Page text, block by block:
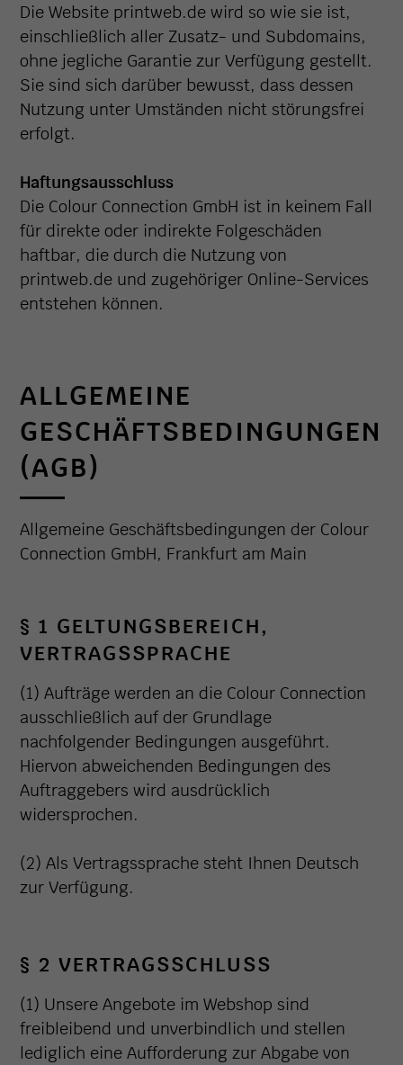
Die Website printweb.de wird so wie sie ist,
einschließlich aller Zusatz- und Subdomains,
ohne jegliche Garantie zur Verfügung gestellt.
Sie sind sich darüber bewusst, dass dessen
Nutzung unter Umständen nicht störungsfrei
erfolgt.
Haftungsausschluss
Die Colour Connection GmbH ist in keinem Fall
für direkte oder indirekte Folgeschäden
haftbar, die durch die Nutzung von
printweb.de und zugehöriger Online-Services
entstehen können.
ALLGEMEINE
GESCHÄFTSBEDINGUNGEN
(AGB)
Allgemeine Geschäftsbedingungen der Colour
Connection GmbH, Frankfurt am Main
§ 1 GELTUNGSBEREICH,
VERTRAGSSPRACHE
(1) Aufträge werden an die Colour Connection
ausschließlich auf der Grundlage
nachfolgender Bedingungen ausgeführt.
Hiervon abweichenden Bedingungen des
Auftraggebers wird ausdrücklich
widersprochen.
(2) Als Vertragssprache steht Ihnen Deutsch
zur Verfügung.
§ 2 VERTRAGSSCHLUSS
(1) Unsere Angebote im Webshop sind
freibleibend und unverbindlich und stellen
lediglich eine Aufforderung zur Abgabe von